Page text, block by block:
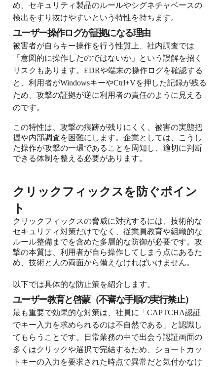
め、セキュリティ製品のルールやシグネチャベースの
検出をすり抜けやすいという特性を持ちます。
ユーザー操作ログが証拠になる理由
被害者が自らキー操作を行う性質上、社内調査では
「意図的に操作したのではないか」という誤解を招く
リスクもあります。EDRや端末の操作ログを確認する
と、利用者がWindowsキーやCtrl+Vを押した記録が残る
ため、攻撃の証拠が逆に利用者の責任のように見える
のです。
この特性は、攻撃の痕跡が残りにくく、被害の実態把
握や内部調査を困難にします。企業としては、こうし
た操作が攻撃の一環であることを周知し、適切に判断
できる体制を整える必要があります。
クリックフィックスを防ぐポイン
ト
クリックフィックスの脅威に対抗するには、技術的な
セキュリティ対策だけでなく、従業員教育や組織的な
ルール整備までを含めた多層的な防御が必要です。攻
撃の本質は、利用者が自ら操作してしまう点にあるた
め、技術と人の両面から備えなければいけません。
以下では具体的な防止策を紹介します。
ユーザー教育と啓蒙（不審な手順の実行禁止）
最も重要で効果的な対策は、社員に「CAPTCHA認証
でキー入力を求められるのは不自然である」と認識し
てもらうことです。日常業務の中で出会う認証画面の
多くはクリックや選択で完結するため、ショートカッ
トキーの入力を要求された時点で異常だと気付かなけ